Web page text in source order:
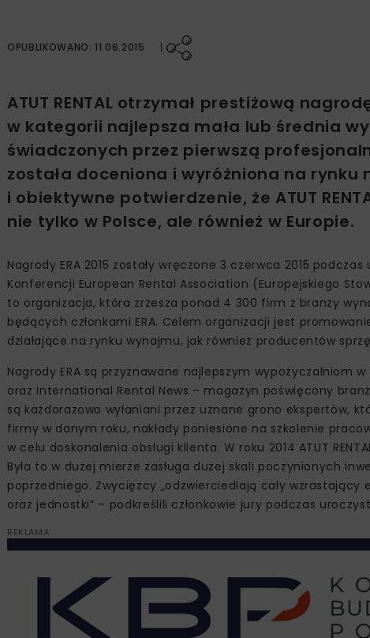
OPUBLIKOWANO: 11.06.2015
ATUT RENTAL otrzymał prestiżową
w kategorii najlepsza mała lub średnia
świadczonych przez pierwszą
została doceniona i wyróżniona na
i obiektywne potwierdzenie, że ATUT
nie tylko w Polsce, ale również w Europie.
Nagrody ERA 2015 zostały wręczone 3 czerwca 2015
Konferencji European Rental Association (Europejskiego
to organizacja, która zrzesza ponad 4 300 firm z branży
będących członkami ERA. Celem organizacji jest
działające na rynku wynajmu, jak również producentów
Nagrody ERA są przyznawane najlepszym wypożyczalniom
oraz International Rental News – magazyn poświęcony
są każdorazowo wyłaniani przez uznane grono ekspertów,
firmy w danym roku, nakłady poniesione na szkolenie
w celu doskonalenia obsługi klienta. W roku 2014 ATUT
Była to w dużej mierze zasługa dużej skali poczynionych
poprzedniego. Zwycięzcy „odzwierciedlają cały
oraz jednostki” – podkreślili członkowie jury podczas
REKLAMA